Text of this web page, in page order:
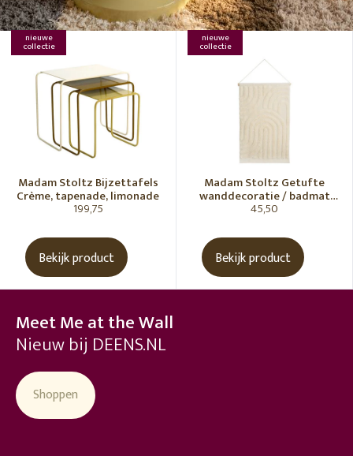
nieuwe
collectie
Madam Stoltz Bijzettafels
Crème, tapenade, limonade
199,75
Bekijk product
nieuwe
collectie
Madam Stoltz Getufte
wanddecoratie / badmat
Vanille
45,50
Bekijk product
Meet Me at the Wall
Nieuw bij DEENS.NL
Shoppen